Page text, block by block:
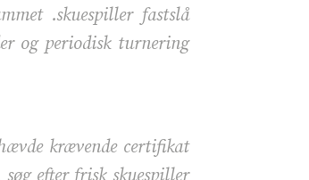
.skuespiller fastslå
og periodisk turnering
krævende certifikat